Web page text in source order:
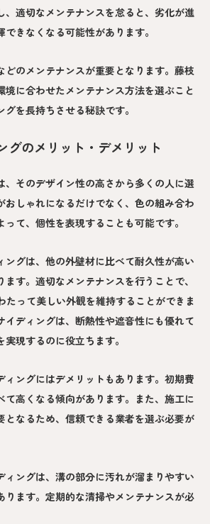
、適切なメンテナンスを怠ると、劣化が進
きなくなる可能性があります。
どのメンテナンスが重要となります。藤枝
境に合わせたメンテナンス方法を選ぶこと
を長持ちさせる秘訣です。
グのメリット・デメリット
、そのデザイン性の高さから多くの人に選
おしゃれになるだけでなく、色の組み合わ
て、個性を表現することも可能です。
ングは、他の外壁材に比べて耐久性が高い
ます。適切なメンテナンスを行うことで、
たって美しい外観を維持することができま
イディングは、断熱性や遮音性にも優れて
現するのに役立ちます。
ィングにはデメリットもあります。初期費
て高くなる傾向があります。また、施工に
となるため、信頼できる業者を選ぶ必要が
ィングは、溝の部分に汚れが溜まりやすい
ります。定期的な清掃やメンテナンスが必